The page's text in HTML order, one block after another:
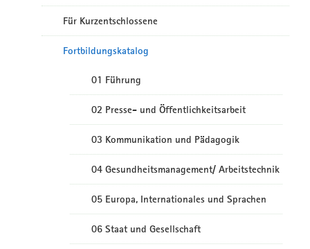
Für Kurzentschlossene
Fortbildungskatalog
01 Führung
02 Presse- und Öffentlichkeitsarbeit
03 Kommunikation und Pädagogik
04 Gesundheitsmanagement/ Arbeitstechnik
05 Europa, Internationales und Sprachen
06 Staat und Gesellschaft